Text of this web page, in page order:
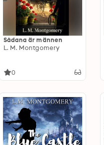
Sådana är männen
L. M. Montgomery
0